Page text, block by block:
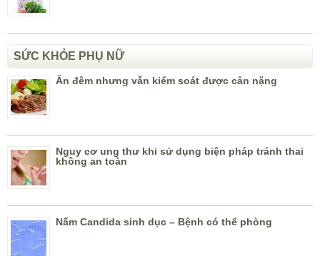
SỨC KHỎE PHỤ NỮ
Ăn đêm nhưng vẫn kiểm soát được cân nặng
Nguy cơ ung thư khi sử dụng biện pháp tránh thai
không an toàn
Nấm Candida sinh dục – Bệnh có thể phòng